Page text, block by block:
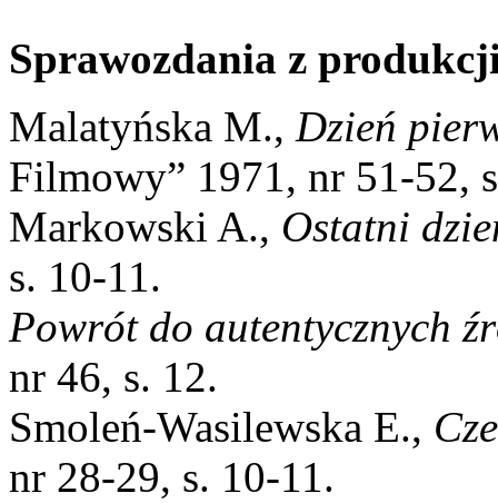
Sprawozdania z
Malatyńska M., Dzień
Filmowy” 1971, nr 51-52,
Markowski A., Ostatni
s. 10-11.
Powrót do autentycznych
nr 46, s. 12.
Smoleń-Wasilewska E.,
nr 28-29, s. 10-11.